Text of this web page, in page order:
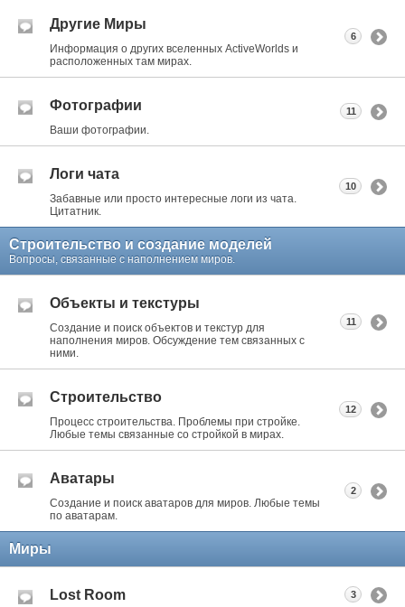
Другие Миры
Информация о других вселенных ActiveWorlds и
расположенных там мирах.
6
Фотографии
Ваши фотографии.
11
Логи чата
Забавные или просто интересные логи из чата.
Цитатник.
10
Строительство и создание моделей
Вопросы, связанные с наполнением миров.
Объекты и текстуры
Создание и поиск объектов и текстур для
наполнения миров. Обсуждение тем связанных с
ними.
11
Строительство
Процесс строительства. Проблемы при стройке.
Любые темы связанные со стройкой в мирах.
12
Аватары
Создание и поиск аватаров для миров. Любые темы
по аватарам.
2
Миры
Lost Room 3